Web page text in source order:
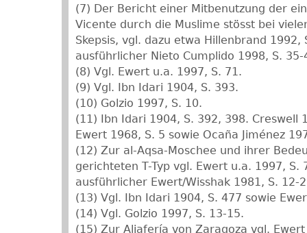
(7) Der Bericht einer Mitbenutzung der
Vicente durch die Muslime stösst bei
Skepsis, vgl. dazu etwa Hillenbrand 1992,
ausführlicher Nieto Cumplido 1998, S. 35-
(8) Vgl. Ewert u.a. 1997, S. 71.
(9) Vgl. Ibn Idari 1904, S. 393.
(10) Golzio 1997, S. 10.
(11) Ibn Idari 1904, S. 392, 398. Creswell
Ewert 1968, S. 5 sowie Ocaña Jiménez
(12) Zur al-Aqsa-Moschee und ihrer
gerichteten T-Typ vgl. Ewert u.a. 1997, S.
ausführlicher Ewert/Wisshak 1981, S. 12-
(13) Vgl. Ibn Idari 1904, S. 477 sowie
(14) Vgl. Golzio 1997, S. 13-15.
(15) Zur Aljafería von Zaragoza vgl.